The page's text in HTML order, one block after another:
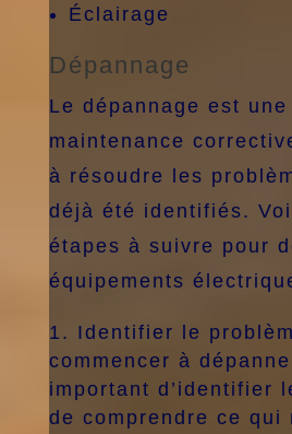
Éclairage
Dépannage
Le dépannage est
maintenance
à résoudre les
déjà été identifiés.
étapes à suivre pour
équipements
Identifier le
commencer à
important d’identifier
de comprendre ce qui